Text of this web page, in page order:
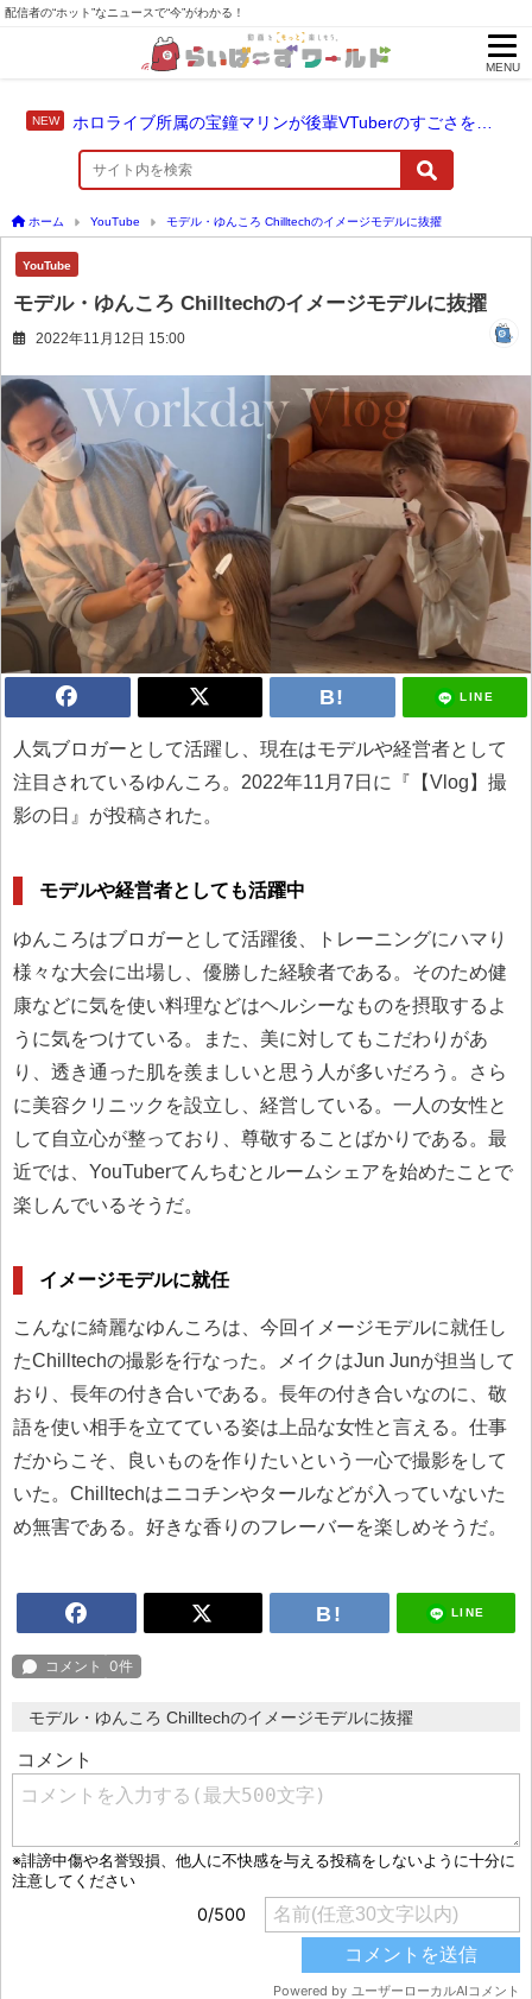
配信者の“ホット”なニュースで“今”がわかる！
MENU
ホーム YouTube モデル・ゆんころ Chilltechのイメージモデルに抜擢
YouTube
モデル・ゆんころ Chilltechのイメージモデルに抜擢
2022年11月12日 15:00
LINE
人気ブロガーとして活躍し、現在はモデルや経営者として
注目されているゆんころ。2022年11月7日に『【Vlog】撮
影の日』が投稿された。
モデルや経営者としても活躍中
ゆんころはブロガーとして活躍後、トレーニングにハマり
様々な大会に出場し、優勝した経験者である。そのため健
康などに気を使い料理などはヘルシーなものを摂取するよ
うに気をつけている。また、美に対してもこだわりがあ
り、透き通った肌を羨ましいと思う人が多いだろう。さら
に美容クリニックを設立し、経営している。一人の女性と
して自立心が整っており、尊敬することばかりである。最
近では、YouTuberてんちむとルームシェアを始めたことで
楽しんでいるそうだ。
イメージモデルに就任
こんなに綺麗なゆんころは、今回イメージモデルに就任し
たChilltechの撮影を行なった。メイクはJun Junが担当して
おり、長年の付き合いである。長年の付き合いなのに、敬
語を使い相手を立てている姿は上品な女性と言える。仕事
だからこそ、良いものを作りたいという一心で撮影をして
いた。Chilltechはニコチンやタールなどが入っていないた
め無害である。好きな香りのフレーバーを楽しめそうだ。
LINE
モデル・ゆんころ Chilltechのイメージモデルに抜擢